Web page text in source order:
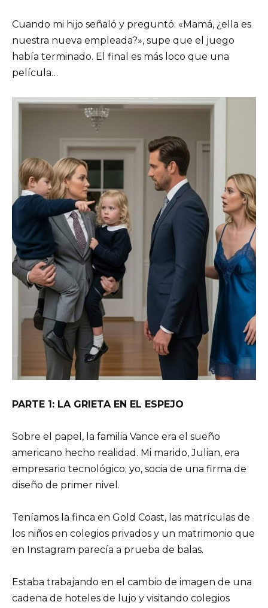
Cuando mi hijo señaló y preguntó: «Mamá, ¿ella es
nuestra nueva empleada?», supe que el juego
había terminado. El final es más loco que una
película…
PARTE 1: LA GRIETA EN EL ESPEJO
Sobre el papel, la familia Vance era el sueño
americano hecho realidad. Mi marido, Julian, era
empresario tecnológico; yo, socia de una firma de
diseño de primer nivel.
Teníamos la finca en Gold Coast, las matrículas de
los niños en colegios privados y un matrimonio que
en Instagram parecía a prueba de balas.
Estaba trabajando en el cambio de imagen de una
cadena de hoteles de lujo y visitando colegios